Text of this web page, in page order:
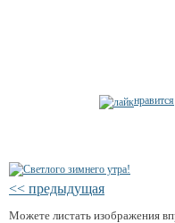
нравится
<< предыдущая
Можете листать изображения